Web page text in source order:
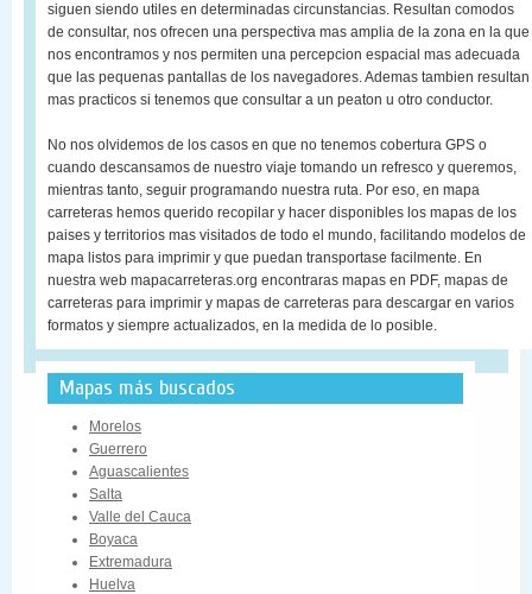
siguen siendo utiles en determinadas circunstancias. Resultan comodos
de consultar, nos ofrecen una perspectiva mas amplia de la zona en la que
nos encontramos y nos permiten una percepcion espacial mas adecuada
que las pequenas pantallas de los navegadores. Ademas tambien resultan
mas practicos si tenemos que consultar a un peaton u otro conductor.
No nos olvidemos de los casos en que no tenemos cobertura GPS o
cuando descansamos de nuestro viaje tomando un refresco y queremos,
mientras tanto, seguir programando nuestra ruta. Por eso, en mapa
carreteras hemos querido recopilar y hacer disponibles los mapas de los
paises y territorios mas visitados de todo el mundo, facilitando modelos de
mapa listos para imprimir y que puedan transportase facilmente. En
nuestra web mapacarreteras.org encontraras mapas en PDF, mapas de
carreteras para imprimir y mapas de carreteras para descargar en varios
formatos y siempre actualizados, en la medida de lo posible.
Mapas más buscados
Morelos
Guerrero
Aguascalientes
Salta
Valle del Cauca
Boyaca
Extremadura
Huelva